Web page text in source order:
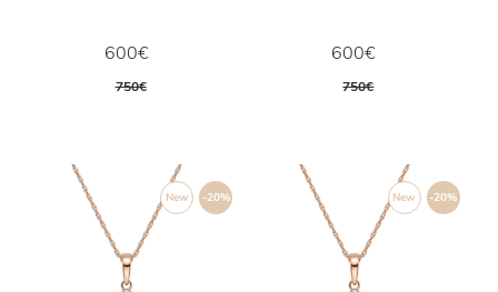
600€
750€
600€
750€
-20%
New -20%
New